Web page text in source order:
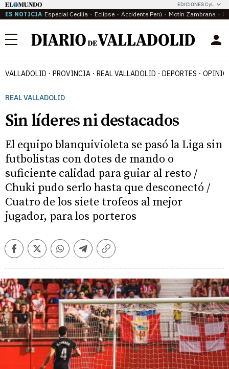
EDICIONES CyL
ES NOTICIA Especial Cecilia Eclipse Accidente Perú Motín Zambrana
Menú
VALLADOLID PROVINCIA REAL VALLADOLID DEPORTES
REAL VALLADOLID
Sin líderes ni destacados
El equipo blanquivioleta se pasó la Liga sin
futbolistas con dotes de mando o
suficiente calidad para guiar al resto /
Chuki pudo serlo hasta que desconectó /
Cuatro de los siete trofeos al mejor
jugador, para los porteros
FacebookTwitterWhatsappTelegramCopiar